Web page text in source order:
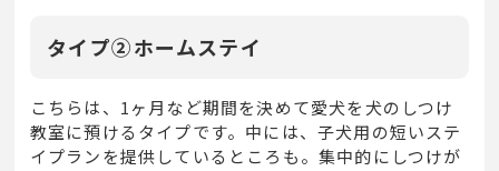
タイプ②ホームステイ
こちらは、 1ヶ月など期間を決めて愛犬を犬のしつけ
教室に預けるタイプです。中には、子犬用の短いステ
イプランを提供しているところも。集中的にしつけが